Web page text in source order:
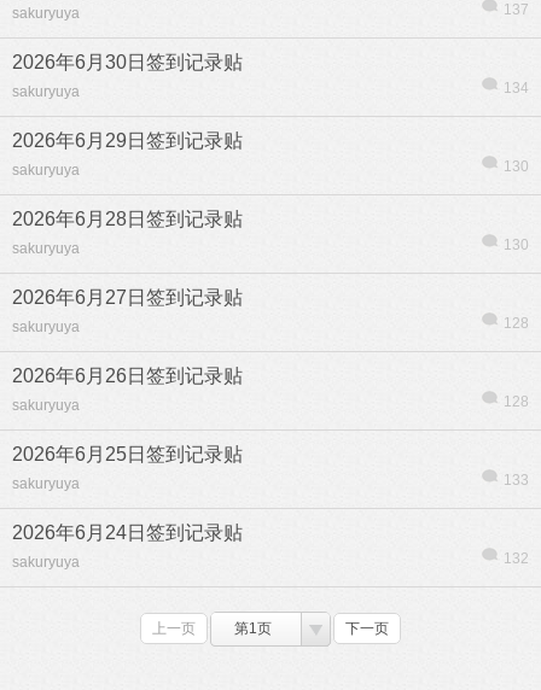
sakuryuya 137
2026年6月30日签到记录贴
sakuryuya 134
2026年6月29日签到记录贴
sakuryuya 130
2026年6月28日签到记录贴
sakuryuya 130
2026年6月27日签到记录贴
sakuryuya 128
2026年6月26日签到记录贴
sakuryuya 128
2026年6月25日签到记录贴
sakuryuya 133
2026年6月24日签到记录贴
sakuryuya 132
上一页 第1页 下一页